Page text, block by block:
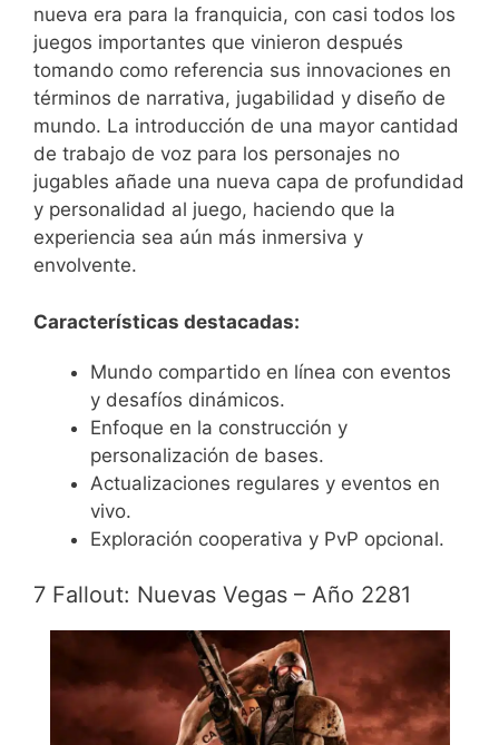
nueva era para la franquicia, con casi todos los
juegos importantes que vinieron después
tomando como referencia sus innovaciones en
términos de narrativa, jugabilidad y diseño de
mundo. La introducción de una mayor cantidad
de trabajo de voz para los personajes no
jugables añade una nueva capa de profundidad
y personalidad al juego, haciendo que la
experiencia sea aún más inmersiva y
envolvente.
Características destacadas:
Mundo compartido en línea con eventos
y desafíos dinámicos.
Enfoque en la construcción y
personalización de bases.
Actualizaciones regulares y eventos en
vivo.
Exploración cooperativa y PvP opcional.
7 Fallout: Nuevas Vegas – Año 2281